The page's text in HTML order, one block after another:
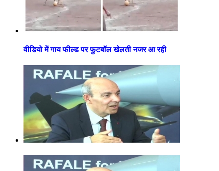
वीडियो में गाय फील्ड पर फुटबॉल खेलती नजर आ रही